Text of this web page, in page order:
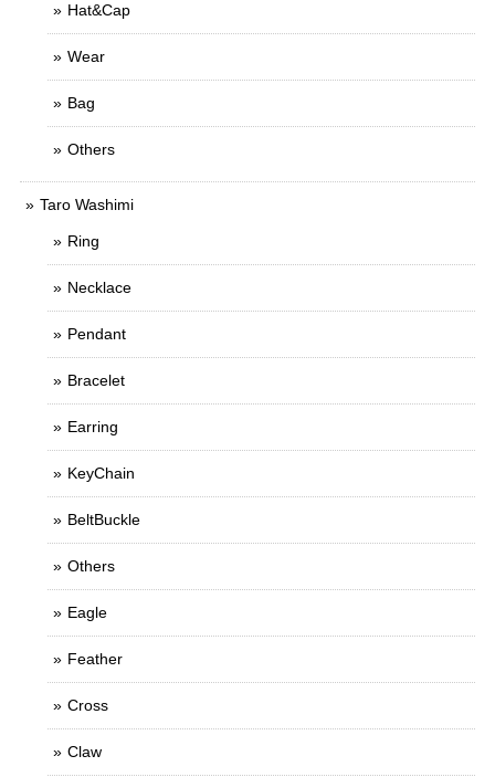
Hat&Cap
Wear
Bag
Others
Taro Washimi
Ring
Necklace
Pendant
Bracelet
Earring
KeyChain
BeltBuckle
Others
Eagle
Feather
Cross
Claw